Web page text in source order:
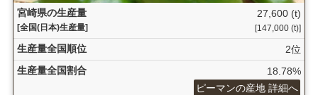
宮崎県の生産量
[全国(日本)生産量]
27,600 (t)
[147,000 (t)]
生産量全国順位
2位
生産量全国割合
18.78%
ピーマンの産地 詳細へ